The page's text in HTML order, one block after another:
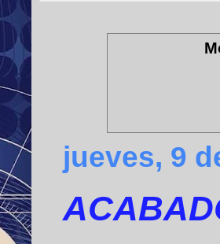
jueves, 9